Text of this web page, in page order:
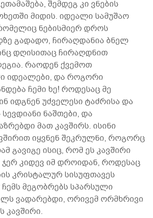
შემდეგ კი ვნების
მიდის. იდეალი სამუშაო
ნებისმიერ დროს
გადადო, ჩირაღდანია ბნელ
დღისითაც ჩირაღდნით
რაოდენ ქვემოთ
იდეალები, და როგორი
ჩემი ხე! როდესაც მე
იდგნენ უძველესი ტაძრისა და
ნაშთები, და
მათ კავშირს. ისინი
იყვნენ შეკრულნი, როგორც
გავიგე ისიც, რომ ეს კავშირი
ჯერ კიდევ იმ დროიდან, როდესაც
კრისტალურ სისუფთავეს
მეგობრებს სპარსული
ვადარებდი, ორივემ ორმხრივი
კავშირი.